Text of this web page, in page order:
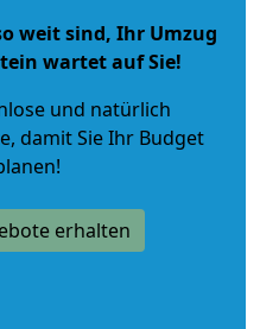
weit sind, Ihr Umzug
wartet auf Sie!
und natürlich
, damit Sie Ihr Budget
erhalten